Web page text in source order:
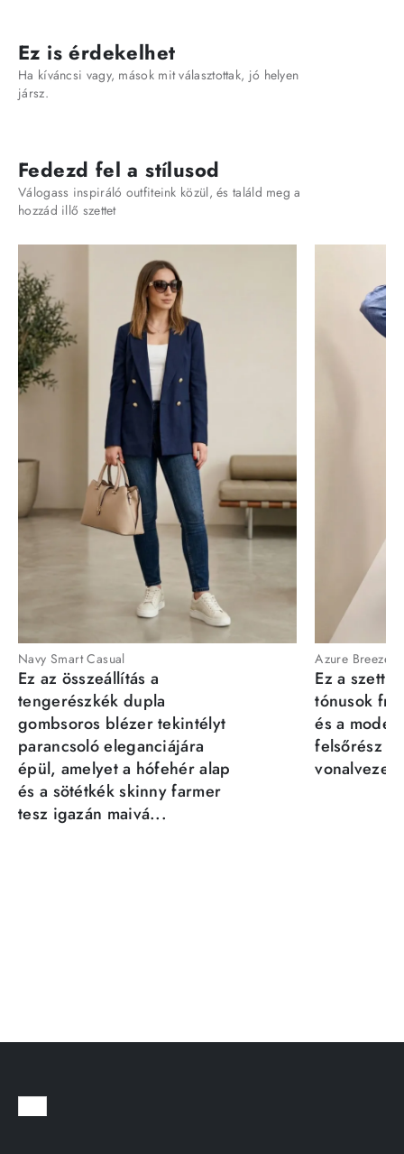
Ez is érdekelhet
Ha kíváncsi vagy, mások mit választottak, jó helyen
jársz.
Fedezd fel a stílusod
Válogass inspiráló outfiteink közül, és találd meg a
hozzád illő szettet
Navy Smart Casual
Ez az összeállítás a
tengerészkék dupla
gombsoros blézer tekintélyt
parancsoló eleganciájára
épül, amelyet a hófehér alap
és a sötétkék skinny farmer
tesz igazán maivá...
Azure Breeze
Ez a szett
tónusok
és a
felsőrész